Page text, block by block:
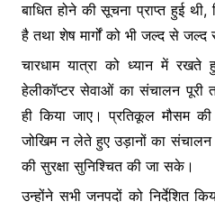
बाधित होने की सूचना प्राप्त हुई
है तथा शेष मार्गों को भी जल्द से
चारधाम यात्रा को ध्यान में रखते
हेलीकॉप्टर सेवाओं का संचालन
ही किया जाए। प्रतिकूल मौसम
जोखिम न लेते हुए उड़ानों का संचालन
की सुरक्षा सुनिश्चित की जा सके।
उन्होंने सभी जनपदों को निर्देशित